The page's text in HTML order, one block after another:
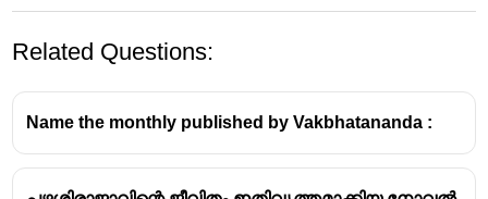
Related Questions:
Name the monthly published by Vakbhatananda :